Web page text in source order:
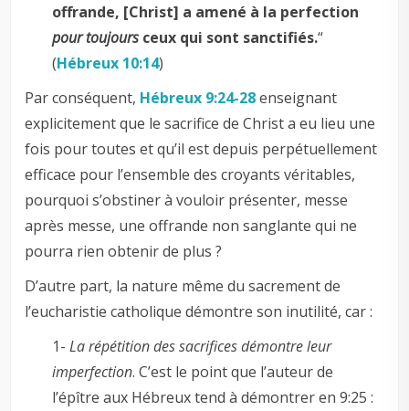
offrande, [Christ] a amené à la perfection
pour toujoursceux qui sont sanctifiés.“
(Hébreux 10:14)
Par conséquent, Hébreux 9:24-28enseignant
explicitement que le sacrifice de Christ a eu lieu une
fois pour toutes et qu’il est depuis perpétuellement
efficace pour l’ensemble des croyants véritables,
pourquoi s’obstiner à vouloir présenter, messe
après messe, une offrande non sanglante qui ne
pourra rien obtenir de plus ?
D’autre part, la nature même du sacrement de
l’eucharistie catholique démontre son inutilité, car :
1-La répétition des sacrifices démontre leur
imperfection. C’est le point que l’auteur de
l’épître aux Hébreux tend à démontrer en 9:25 :